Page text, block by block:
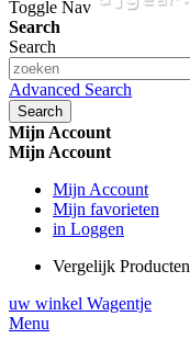
Toggle Nav
Search
Search
Advanced Search
Search
Mijn Account
Mijn Account
Mijn Account
Mijn favorieten
in Loggen
Vergelijk Producten
uw winkel Wagentje
Menu